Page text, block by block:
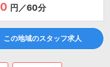
0 円／60分
この地域のスタッフ求人